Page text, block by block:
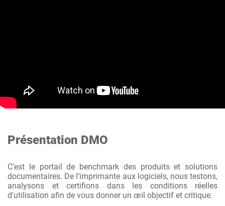
Présentation DMO
C'est le portail de benchmark des produits et solutions
documentaires. De l’imprimante aux logiciels, nous testons,
analysons et certifions dans les conditions réelles
d'utilisation afin de vous donner un œil objectif et critique.